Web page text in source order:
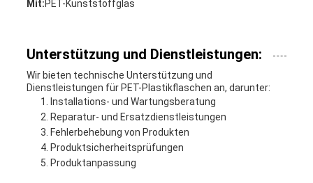
Mit:PET-Kunststoffglas
Unterstützung und Dienstleistungen:
Wir bieten technische Unterstützung und
Dienstleistungen für PET-Plastikflaschen an, darunter:
Installations- und Wartungsberatung
Reparatur- und Ersatzdienstleistungen
Fehlerbehebung von Produkten
Produktsicherheitsprüfungen
Produktanpassung